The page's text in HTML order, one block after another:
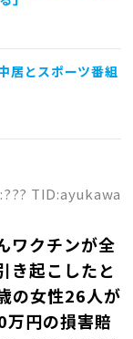
居とスポーツ番組
TID:ayukawa
ワクチンが全
き起こしたと
の女性26人が
円の損害賠